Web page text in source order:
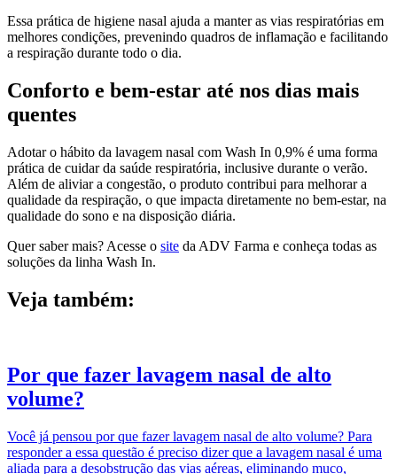
Essa prática de higiene nasal ajuda a manter as vias respiratórias em
melhores condições, prevenindo quadros de inflamação e facilitando
a respiração durante todo o dia.
Conforto e bem-estar até nos dias mais
quentes
Adotar o hábito da lavagem nasal com Wash In 0,9% é uma forma
prática de cuidar da saúde respiratória, inclusive durante o verão.
Além de aliviar a congestão, o produto contribui para melhorar a
qualidade da respiração, o que impacta diretamente no bem-estar, na
qualidade do sono e na disposição diária.
Quer saber mais? Acesse o site da ADV Farma e conheça todas as
soluções da linha Wash In.
Veja também:
Por que fazer lavagem nasal de alto
volume?
Você já pensou por que fazer lavagem nasal de alto volume? Para
responder a essa questão é preciso dizer que a lavagem nasal é uma
aliada para a desobstrução das vias aéreas, eliminando muco,